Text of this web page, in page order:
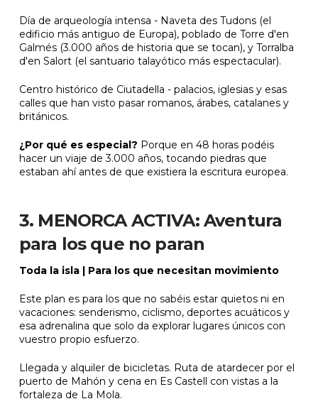
Día de arqueología intensa - Naveta des Tudons (el
edificio más antiguo de Europa), poblado de Torre d'en
Galmés (3.000 años de historia que se tocan), y Torralba
d'en Salort (el santuario talayótico más espectacular).
Centro histórico de Ciutadella - palacios, iglesias y esas
calles que han visto pasar romanos, árabes, catalanes y
británicos.
¿Por qué es especial? Porque en 48 horas podéis
hacer un viaje de 3.000 años, tocando piedras que
estaban ahí antes de que existiera la escritura europea.
3. MENORCA ACTIVA: Aventura
para los que no paran
Toda la isla | Para los que necesitan movimiento
Este plan es para los que no sabéis estar quietos ni en
vacaciones: senderismo, ciclismo, deportes acuáticos y
esa adrenalina que solo da explorar lugares únicos con
vuestro propio esfuerzo.
Llegada y alquiler de bicicletas. Ruta de atardecer por el
puerto de Mahón y cena en Es Castell con vistas a la
fortaleza de La Mola.